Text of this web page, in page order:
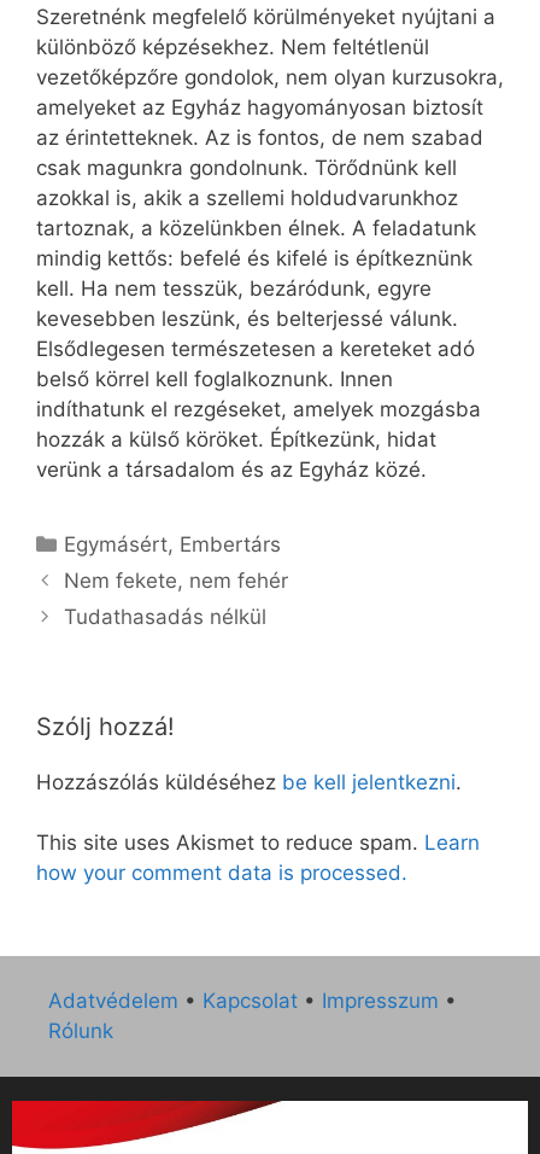
Szeretnénk megfelelő körülményeket nyújtani a
különböző képzésekhez. Nem feltétlenül
vezetőképzőre gondolok, nem olyan kurzusokra,
amelyeket az Egyház hagyományosan biztosít
az érintetteknek. Az is fontos, de nem szabad
csak magunkra gondolnunk. Törődnünk kell
azokkal is, akik a szellemi holdudvarunkhoz
tartoznak, a közelünkben élnek. A feladatunk
mindig kettős: befelé és kifelé is építkeznünk
kell. Ha nem tesszük, bezáródunk, egyre
kevesebben leszünk, és belterjessé válunk.
Elsődlegesen természetesen a kereteket adó
belső körrel kell foglalkoznunk. Innen
indíthatunk el rezgéseket, amelyek mozgásba
hozzák a külső köröket. Építkezünk, hidat
verünk a társadalom és az Egyház közé.
Kategória
Egymásért, Embertárs
Nem fekete, nem fehér
Tudathasadás nélkül
Szólj hozzá!
Hozzászólás küldéséhez be kell jelentkezni.
This site uses Akismet to reduce spam. Learn
how your comment data is processed.
Adatvédelem • Kapcsolat • Impresszum •
Rólunk